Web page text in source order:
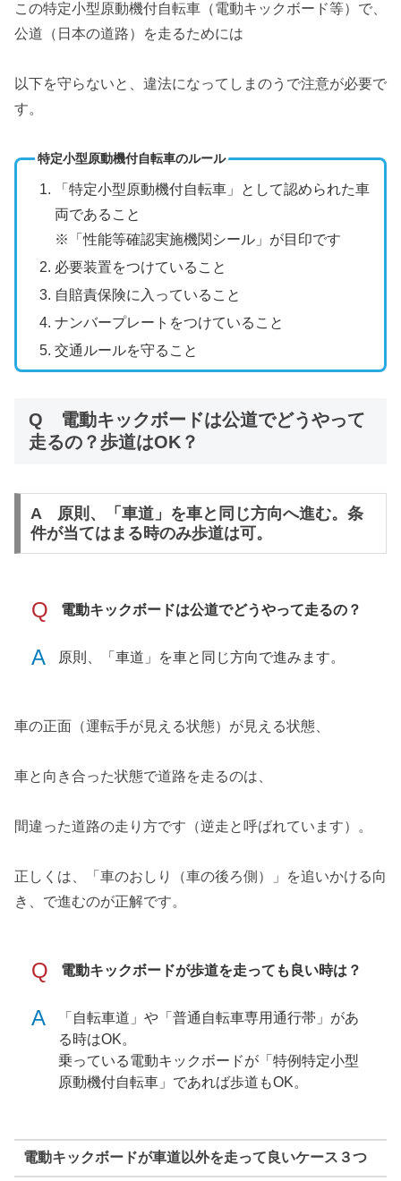
この特定小型原動機付自転車（電動キックボード等）で、
公道（日本の道路）を走るためには
以下を守らないと、違法になってしまのうで注意が必要で
す。
特定小型原動機付自転車のルール
「特定小型原動機付自転車」として認められた車
両であること
※「性能等確認実施機関シール」が目印です
必要装置をつけていること
自賠責保険に入っていること
ナンバープレートをつけていること
交通ルールを守ること
Q 電動キックボードは公道でどうやって
走るの？歩道はOK？
A 原則、「車道」を車と同じ方向へ進む。条
件が当てはまる時のみ歩道は可。
Q 電動キックボードは公道でどうやって走るの？
A 原則、「車道」を車と同じ方向で進みます。
車の正面（運転手が見える状態）が見える状態、
車と向き合った状態で道路を走るのは、
間違った道路の走り方です（逆走と呼ばれています）。
正しくは、「車のおしり（車の後ろ側）」を追いかける向
き、で進むのが正解です。
Q 電動キックボードが歩道を走っても良い時は？
A
「自転車道」や「普通自転車専用通行帯」があ
る時はOK。
乗っている電動キックボードが「特例特定小型
原動機付自転車」であれば歩道もOK。
電動キックボードが車道以外を走って良いケース３つ